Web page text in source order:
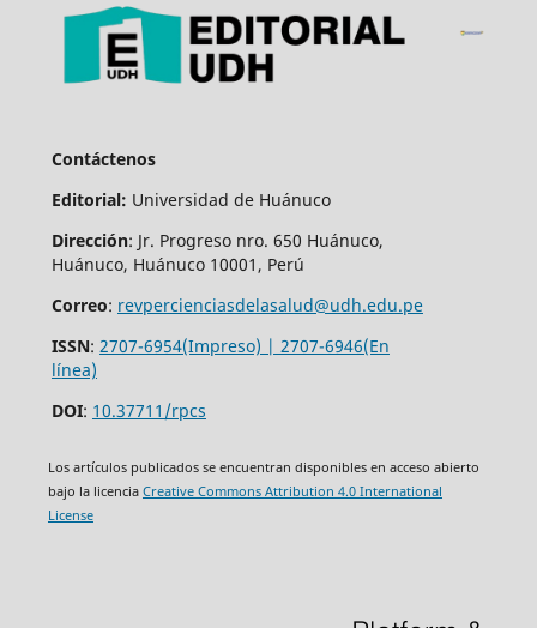
Contáctenos
Editorial: Universidad de Huánuco
Dirección: Jr. Progreso nro. 650 Huánuco,
Huánuco, Huánuco 10001, Perú
Correo: revpercienciasdelasalud@udh.edu.pe
ISSN: 2707-6954(Impreso) | 2707-6946(En
línea)
DOI: 10.37711/rpcs
Los artículos publicados se encuentran disponibles en acceso abierto
bajo la licencia Creative Commons Attribution 4.0 International
License